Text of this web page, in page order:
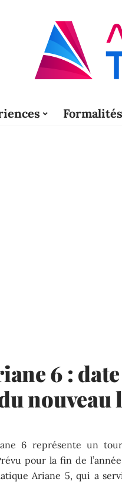
Formalités
6 :
nouveau
6 représente un
pour la fin de
Ariane 5, qui a